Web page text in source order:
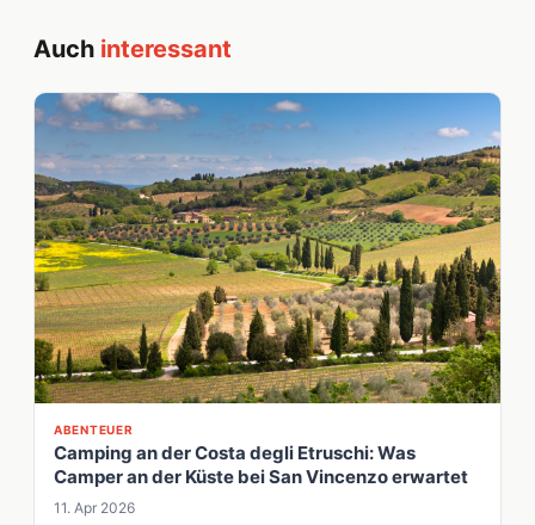
Auch interessant
ABENTEUER
Camping an der Costa degli Etruschi: Was
Camper an der Küste bei San Vincenzo erwartet
11. Apr 2026